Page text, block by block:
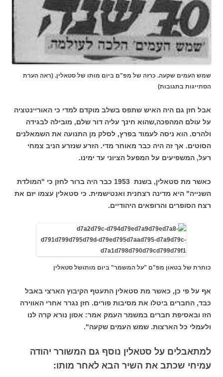
שמש העמים שקעה. כרזה של מפ"ם ביום מותו של סטאלין. (ראה הערת
הסתייגות בתגובות)
אבל חזן גם היה האיש שתפס בשלב מוקדם למדי כי האוריינטציה
על עולם המהפכה,שהוא חינך עליה דור שלם, מובילה לבגידה
ולהרס. הוא ניסה לעמוד בפרץ, לסלק מן התנועה את השמאלנים
הסוטים. אך זה היה כבר מאוחר מדי. הזרע שנזרע הניב צמחי
רעל, המשפיעים על המפעל הציוני עד ימינו.
כאשר מת סטאלין, בשנת 1953 כבר היה ברור לחזן כי "המולדת
השנייה" היא מדינה רצחנית ואנטישמית. כי סטאלין עצמו יזם את
רצח הסופרים והרופאים היהודיים.
כותרת של בטאון מפ"ם "על המשמר" ביום מותושל סטאלין
אף על פי כן, כאשר מת סטאלין התעטף הקיבוץ הארצי באבל
כבד, החברים ביטלו את מסיבות פורים. חזן נגרר אחרי האווירה
הזו ובאסיפת חברים במשמר העמק אמר: אסון נורא קרה לנו
ולעמלי כל הארצות. שמש העמים שקעה".
למתאבלים על סטאלין נוסף גם המשורר יהודה
עמיחי שכתב את השיר הבא לאחר מותו: